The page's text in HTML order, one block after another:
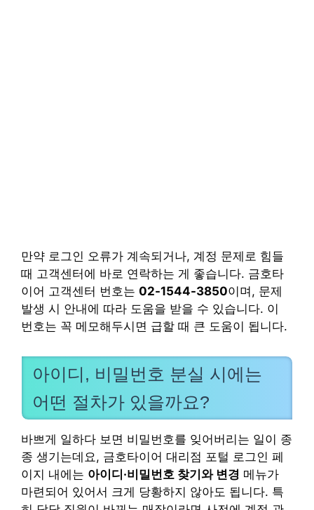
만약 로그인 오류가 계속되거나, 계정 문제로 힘들
때 고객센터에 바로 연락하는 게 좋습니다. 금호타
이어 고객센터 번호는 02-1544-3850이며, 문제
발생 시 안내에 따라 도움을 받을 수 있습니다. 이
번호는 꼭 메모해두시면 급할 때 큰 도움이 됩니다.
아이디, 비밀번호 분실 시에는
어떤 절차가 있을까요?
바쁘게 일하다 보면 비밀번호를 잊어버리는 일이 종
종 생기는데요, 금호타이어 대리점 포털 로그인 페
이지 내에는 아이디·비밀번호 찾기와 변경 메뉴가
마련되어 있어서 크게 당황하지 않아도 됩니다. 특